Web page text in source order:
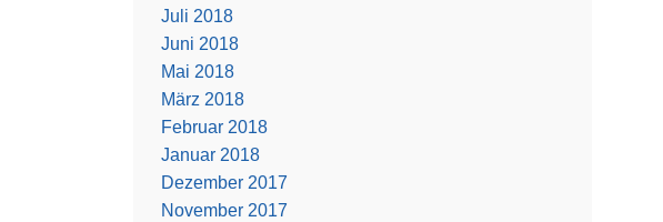
Juli 2018
Juni 2018
Mai 2018
März 2018
Februar 2018
Januar 2018
Dezember 2017
November 2017